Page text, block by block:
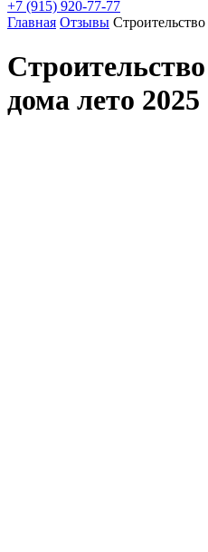
+7 (915) 920-77-77
Главная Отзывы
дома лето 2025